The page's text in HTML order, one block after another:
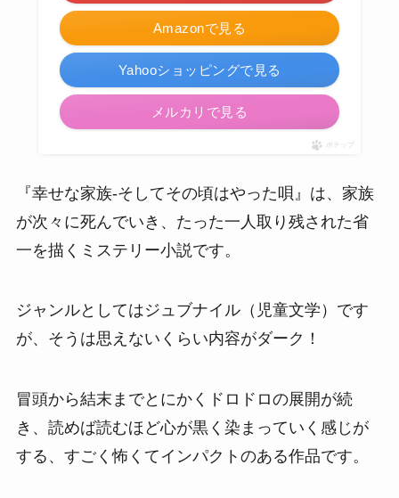
Amazonで見る
Yahooショッピングで見る
メルカリで見る
ポチップ
『幸せな家族-そしてその頃はやった唄』は、家族
が次々に死んでいき、たった一人取り残された省
一を描くミステリー小説です。
ジャンルとしてはジュブナイル（児童文学）です
が、そうは思えないくらい内容がダーク！
冒頭から結末までとにかくドロドロの展開が続
き、読めば読むほど心が黒く染まっていく感じが
する、すごく怖くてインパクトのある作品です。